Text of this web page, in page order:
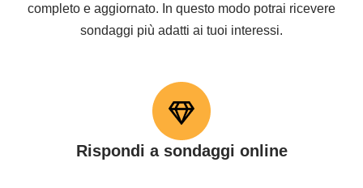
completo e aggiornato. In questo modo potrai ricevere
sondaggi più adatti ai tuoi interessi.
Rispondi a sondaggi online